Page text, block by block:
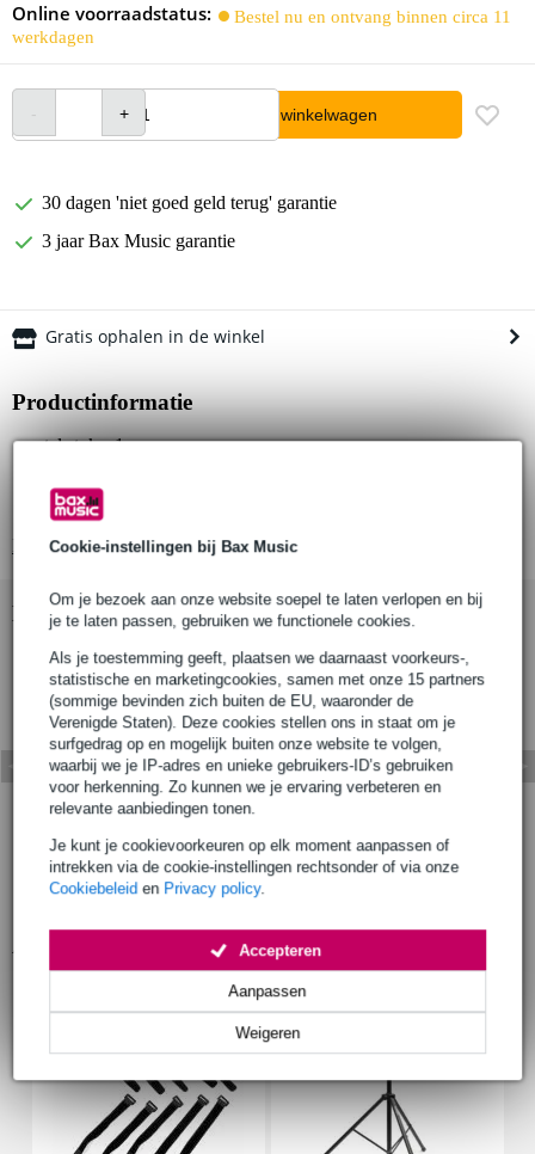
Cookie-instellingen bij Bax Music
Om je bezoek aan onze website soepel te laten verlopen en bij
je te laten passen, gebruiken we functionele cookies.
Als je toestemming geeft, plaatsen we daarnaast voorkeurs-,
statistische en marketingcookies, samen met onze 15 partners
(sommige bevinden zich buiten de EU, waaronder de
Verenigde Staten). Deze cookies stellen ons in staat om je
surfgedrag op en mogelijk buiten onze website te volgen,
waarbij we je IP-adres en unieke gebruikers-ID’s gebruiken
voor herkenning. Zo kunnen we je ervaring verbeteren en
relevante aanbiedingen tonen.
Je kunt je cookievoorkeuren op elk moment aanpassen of
intrekken via de cookie-instellingen rechtsonder of via onze
Cookiebeleid en Privacy policy.
Weigeren
Aanpassen
Accepteren
Online voorraadstatus:
Bestel nu en ontvang binnen circa 11
werkdagen
In winkelwagen
30 dagen 'niet goed geld terug' garantie
3 jaar Bax Music garantie
Gratis ophalen in de winkel
Productinformatie
aantal stuks: 1
geschikt voor buisdiameter: 48 mm
Bekijk alle productspecificaties
Bekijk ook eens (1)